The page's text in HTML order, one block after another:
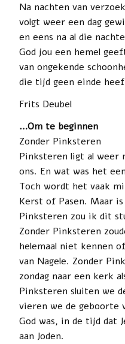
Na nachten van
volgt weer een dag
en eens na al die
God jou een hemel
van ongekende
die tijd geen einde
Frits Deubel
…Om te beginnen
Zonder Pinksteren
Pinksteren ligt al weer
ons. En wat was het
Toch wordt het vaak
Kerst of Pasen. Maar
Pinksteren zou ik dit
Zonder Pinksteren
helemaal niet kennen
van Nagele. Zonder
zondag naar een kerk
Pinksteren sluiten we
vieren we de geboorte
God was, in de tijd dat
aan Joden.